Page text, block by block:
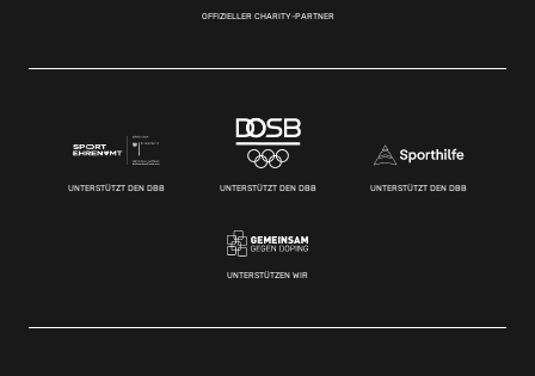
OFFIZIELLER CHARITY-PARTNER
UNTERSTÜTZT DEN DBB UNTERSTÜTZT DEN DBB UNTERSTÜTZT DEN DBB
UNTERSTÜTZEN WIR